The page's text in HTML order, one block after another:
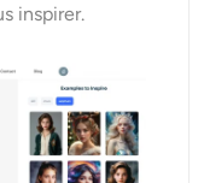
inspirer.